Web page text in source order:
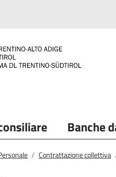
Banche
Contrattazione collettiva